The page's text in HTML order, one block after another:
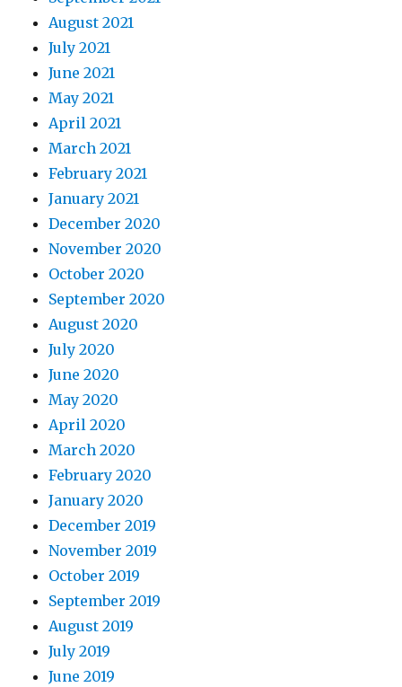
August 2021
July 2021
June 2021
May 2021
April 2021
March 2021
February 2021
January 2021
December 2020
November 2020
October 2020
September 2020
August 2020
July 2020
June 2020
May 2020
April 2020
March 2020
February 2020
January 2020
December 2019
November 2019
October 2019
September 2019
August 2019
July 2019
June 2019